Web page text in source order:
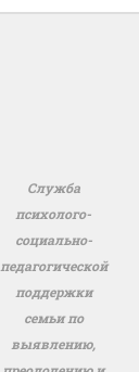
Служба
психолого-
социально-
педагогической
поддержки
семьи по
выявлению,